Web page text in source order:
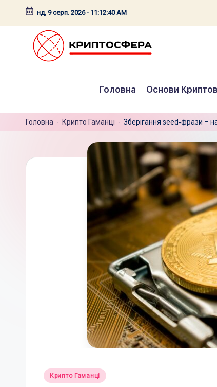
Перейти
нд, 9 серп. 2026- 11:12:41 AM
y
p
t
m
Головна Основи
Головна - Крипто Гаманці - Зберігання seed‑фрази –
Опубліковано
Крипто Гаманці